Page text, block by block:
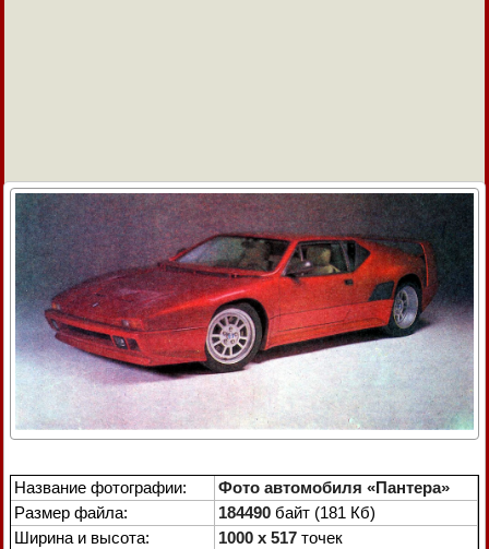
Название фотографии:
Фото автомобиля «Пантера»
Размер файла:
184490 байт (181 Кб)
Ширина и высота:
1000 x 517 точек